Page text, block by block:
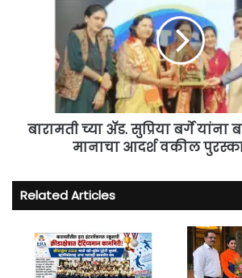
मानाचा
पुरस्कार
प्रदान
बारामती च्या ॲड. सुप्रिया बर्गे यांना
मानाचा आदर्श वकील
Related Articles